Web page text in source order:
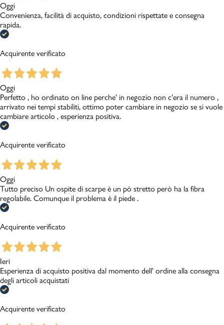
Oggi
Convenienza, facilità di acquisto, condizioni rispettate e consegna
rapida.
Acquirente verificato
Oggi
Perfetto , ho ordinato on line perche' in negozio non c'era il numero ,
arrivato nei tempi stabiliti, ottimo poter cambiare in negozio se si vuole
cambiare articolo , esperienza positiva.
Acquirente verificato
Oggi
Tutto preciso Un ospite di scarpe è un pò stretto però ha la fibra
regolabile. Comunque il problema è il piede .
Acquirente verificato
Ieri
Esperienza di acquisto positiva dal momento dell' ordine alla consegna
degli articoli acquistati
Acquirente verificato